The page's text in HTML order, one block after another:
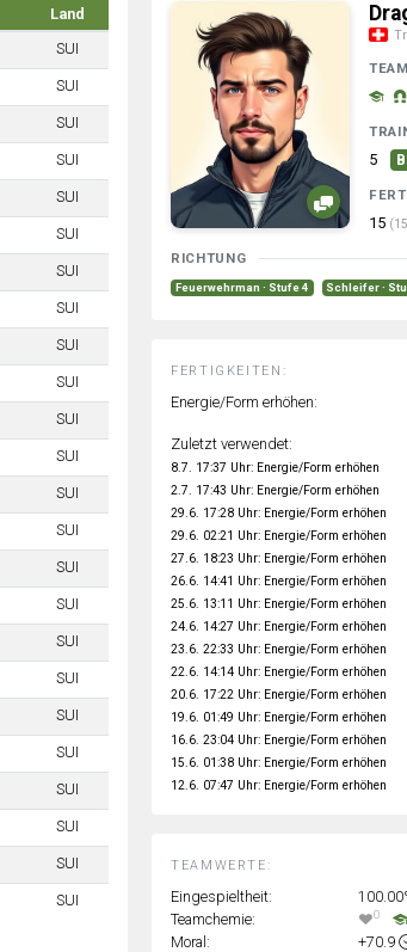
Land
SUI
SUI
SUI
SUI
SUI
SUI
SUI
SUI
SUI
SUI
SUI
SUI
SUI
SUI
SUI
SUI
SUI
SUI
SUI
SUI
SUI
SUI
SUI
SUI
TEAMWERTE:
Eingespieltheit:
Teamchemie:
0
Moral:
+70.9
5
15
RICHTUNG
Feuerwehrman · Stufe 4 Schleifer ·
FERTIGKEITEN:
Energie/Form erhöhen:
Zuletzt verwendet:
8.7. 17:37 Uhr: Energie/Form erhöhen
2.7. 17:43 Uhr: Energie/Form erhöhen
29.6. 17:28 Uhr: Energie/Form erhöhen
29.6. 02:21 Uhr: Energie/Form erhöhen
27.6. 18:23 Uhr: Energie/Form erhöhen
26.6. 14:41 Uhr: Energie/Form erhöhen
25.6. 13:11 Uhr: Energie/Form erhöhen
24.6. 14:27 Uhr: Energie/Form erhöhen
23.6. 22:33 Uhr: Energie/Form erhöhen
22.6. 14:14 Uhr: Energie/Form erhöhen
20.6. 17:22 Uhr: Energie/Form erhöhen
19.6. 01:49 Uhr: Energie/Form erhöhen
16.6. 23:04 Uhr: Energie/Form erhöhen
15.6. 01:38 Uhr: Energie/Form erhöhen
12.6. 07:47 Uhr: Energie/Form erhöhen